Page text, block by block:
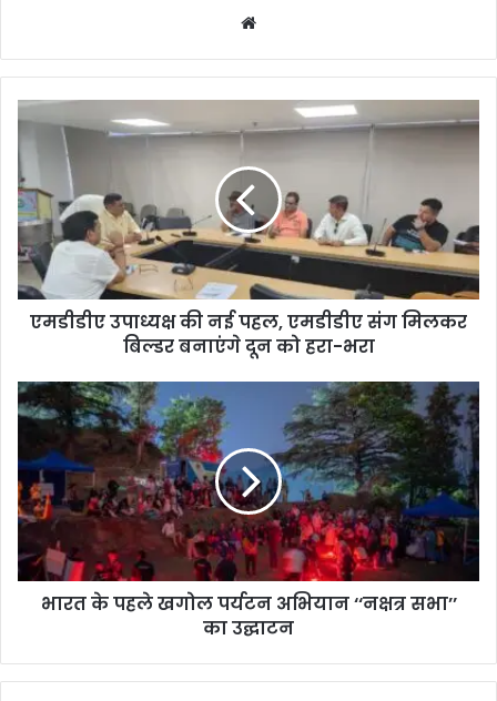
te
एमडीडीए उपाध्यक्ष की नई पहल, एमडीडीए संग मिलकर
बिल्डर बनाएंगे दून को हरा-भरा
भारत के पहले खगोल पर्यटन अभियान ‘‘नक्षत्र सभा’’
का उद्घाटन